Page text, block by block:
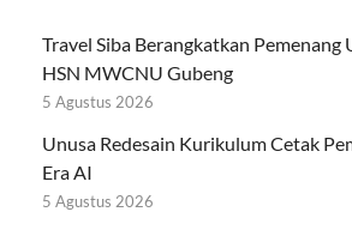
Travel Siba Berangkatkan Pemenang
HSN MWCNU Gubeng
5 Agustus 2026
Unusa Redesain Kurikulum Cetak
Era AI
5 Agustus 2026